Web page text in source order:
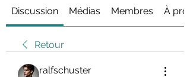
Discussion Médias Membres À
Retour
ralfschuster